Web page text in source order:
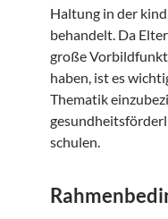
Haltung in der
behandelt. Da
große
haben, ist es
Thematik
schulen.